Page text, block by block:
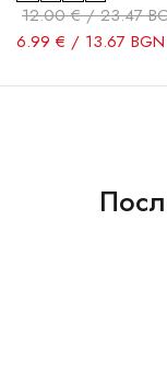
12.00 € / 23.47
6.99 € / 13.67 BGN